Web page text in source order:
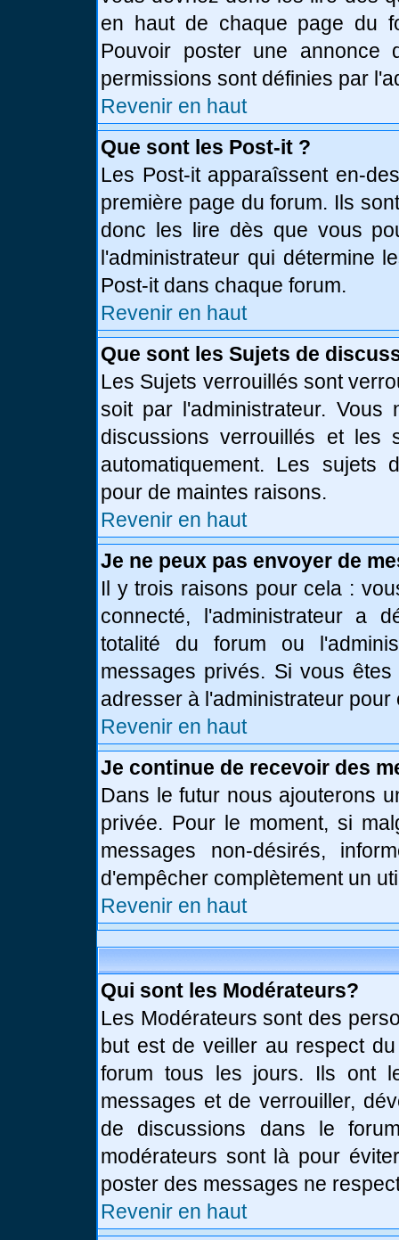
en haut de chaque page du
Pouvoir poster une annonce
permissions sont définies par
Revenir en haut
Que sont les Post-it ?
Les Post-it apparaîssent en-
première page du forum. Ils
donc les lire dès que vous
l'administrateur qui détermine
Post-it dans chaque forum.
Revenir en haut
Que sont les Sujets de
Les Sujets verrouillés sont
soit par l'administrateur.
discussions verrouillés et les
automatiquement. Les sujets
pour de maintes raisons.
Revenir en haut
Je ne peux pas envoyer de
Il y trois raisons pour cela :
connecté, l'administrateur a
totalité du forum ou
messages privés. Si vous
adresser à l'administrateur
Revenir en haut
Je continue de recevoir des
Dans le futur nous ajouterons
privée. Pour le moment, si
messages non-désirés,
d'empêcher complètement un
Revenir en haut
Qui sont les Modérateurs?
Les Modérateurs sont des
but est de veiller au respect
forum tous les jours. Ils ont
messages et de verrouiller,
de discussions dans le
modérateurs sont là pour
poster des messages ne
Revenir en haut